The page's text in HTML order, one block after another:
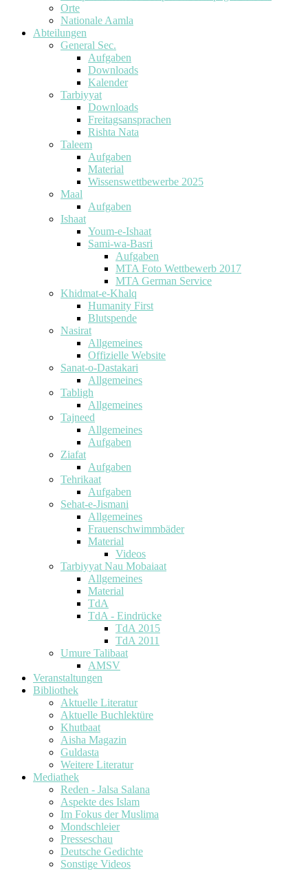
Orte
Nationale Aamla
Abteilungen
General Sec.
Aufgaben
Downloads
Kalender
Tarbiyyat
Downloads
Freitagsansprachen
Rishta Nata
Taleem
Aufgaben
Material
Wissenswettbewerbe 2025
Maal
Aufgaben
Ishaat
Youm-e-Ishaat
Sami-wa-Basri
Aufgaben
MTA Foto Wettbewerb 2017
MTA German Service
Khidmat-e-Khalq
Humanity First
Blutspende
Nasirat
Allgemeines
Offizielle Website
Sanat-o-Dastakari
Allgemeines
Tabligh
Allgemeines
Tajneed
Allgemeines
Aufgaben
Ziafat
Aufgaben
Tehrikaat
Aufgaben
Sehat-e-Jismani
Allgemeines
Frauenschwimmbäder
Material
Videos
Tarbiyyat Nau Mobaiaat
Allgemeines
Material
TdA
TdA - Eindrücke
TdA 2015
TdA 2011
Umure Talibaat
AMSV
Veranstaltungen
Bibliothek
Aktuelle Literatur
Aktuelle Buchlektüre
Khutbaat
Aisha Magazin
Guldasta
Weitere Literatur
Mediathek
Reden - Jalsa Salana
Aspekte des Islam
Im Fokus der Muslima
Mondschleier
Presseschau
Deutsche Gedichte
Sonstige Videos